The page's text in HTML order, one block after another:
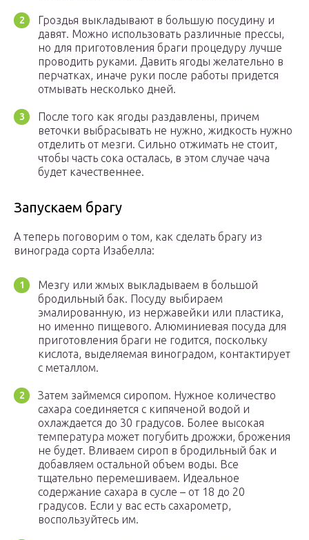
Гроздья выкладывают в большую посудину и
давят. Можно использовать различные прессы,
но для приготовления браги процедуру лучше
проводить руками. Давить ягоды желательно в
перчатках, иначе руки после работы придется
отмывать несколько дней.
После того как ягоды раздавлены, причем
веточки выбрасывать не нужно, жидкость нужно
отделить от мезги. Сильно отжимать не стоит,
чтобы часть сока осталась, в этом случае чача
будет качественнее.
Запускаем брагу
А теперь поговорим о том, как сделать брагу из
винограда сорта Изабелла:
Мезгу или жмых выкладываем в большой
бродильный бак. Посуду выбираем
эмалированную, из нержавейки или пластика,
но именно пищевого. Алюминиевая посуда для
приготовления браги не годится, поскольку
кислота, выделяемая виноградом, контактирует
с металлом.
Затем займемся сиропом. Нужное количество
сахара соединяется с кипяченой водой и
охлаждается до 30 градусов. Более высокая
температура может погубить дрожжи, брожения
не будет. Вливаем сироп в бродильный бак и
добавляем остальной объем воды. Все
тщательно перемешиваем. Идеальное
содержание сахара в сусле – от 18 до 20
градусов. Если у вас есть сахарометр,
воспользуйтесь им.